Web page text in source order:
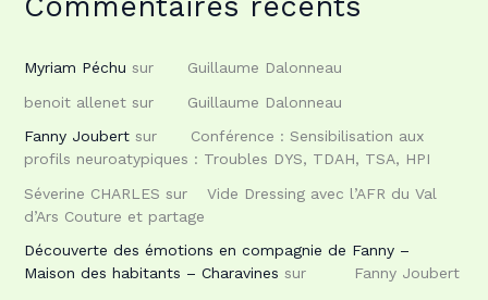
Myriam Péchu sur
Guillaume Dalonneau
benoit allenetsur
Guillaume Dalonneau
Fanny Joubertsur
Conférence : Sensibilisation aux
profils neuroatypiques : Troubles DYS, TDAH, TSA, HPI
Séverine CHARLES sur
Vide Dressing avec l’AFR du Val
d’Ars Couture et partage
Découverte des émotions en compagnie de Fanny –
Maison des habitants – Charavines sur Fanny Joubert